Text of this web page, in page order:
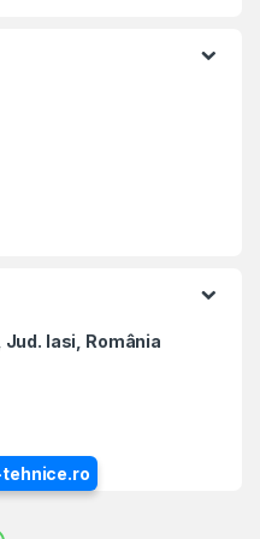
Jud. Iasi, România